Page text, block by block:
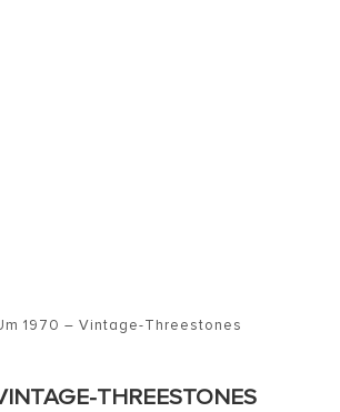
1970 – Vintage-Threestones
THREESTONES